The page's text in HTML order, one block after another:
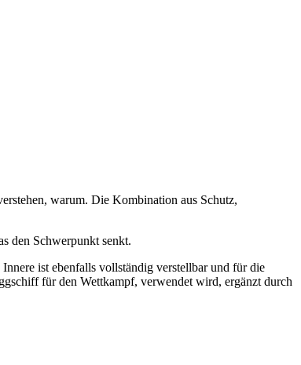
warum. Die Kombination aus Schutz,
den Schwerpunkt senkt.
ist ebenfalls vollständig verstellbar und für die
für den Wettkampf, verwendet wird, ergänzt durch